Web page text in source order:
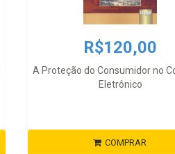
R$120,00
A Proteção do Consumidor no
Eletrônico
COMPRAR